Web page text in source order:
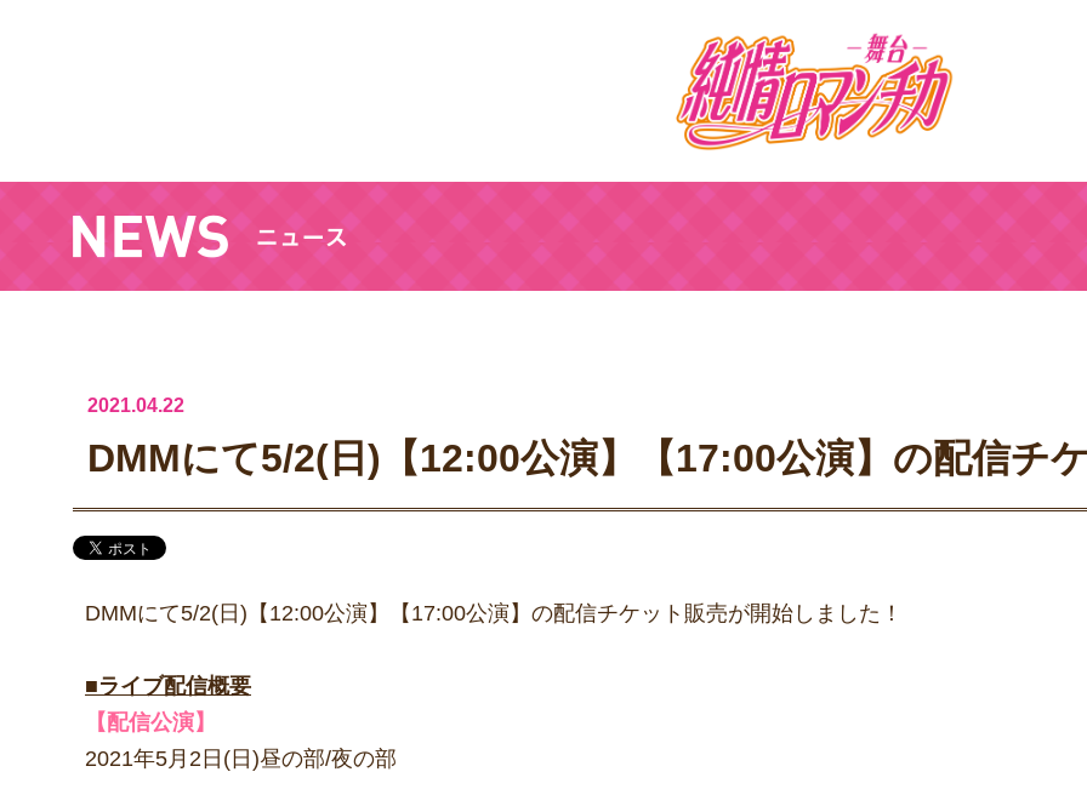
2021.04.22
DMMにて5/2(日)【12:00公演】【17:00公演】の配信チ
DMMにて5/2(日)【12:00公演】【17:00公演】の配信チケット販売が開始しました！
■ライブ配信概要
【配信公演】
2021年5月2日(日)昼の部/夜の部